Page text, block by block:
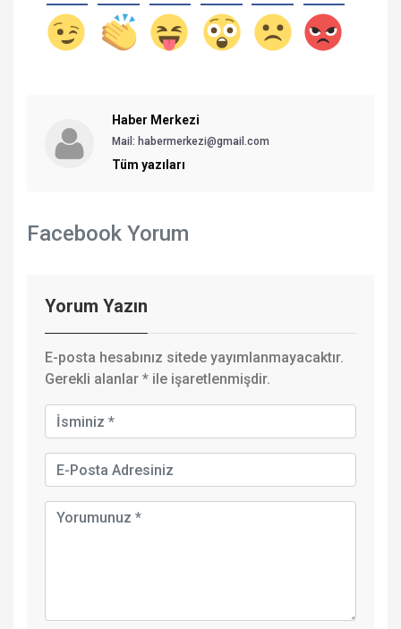
Haber Merkezi
Mail: habermerkezi@gmail.com
Tüm yazıları
Facebook Yorum
Yorum Yazın
E-posta hesabınız sitede yayımlanmayacaktır.
Gerekli alanlar * ile işaretlenmişdir.